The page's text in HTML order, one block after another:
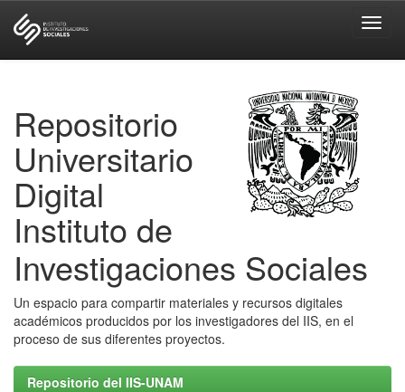
Repositorio
Universitario
Digital
Instituto de
Investigaciones Sociales
Un espacio para compartir materiales y recursos digitales
académicos producidos por los investigadores del IIS, en el
proceso de sus diferentes proyectos.
Repositorio del IIS-UNAM